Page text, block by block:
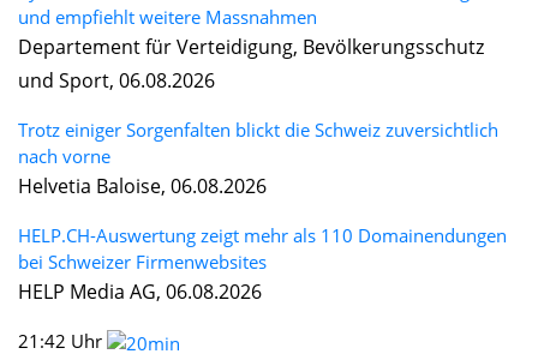
und empfiehlt weitere Massnahmen
Departement für Verteidigung, Bevölkerungsschutz
und Sport, 06.08.2026
Trotz einiger Sorgenfalten blickt die Schweiz zuversichtlich
nach vorne
Helvetia Baloise, 06.08.2026
HELP.CH-Auswertung zeigt mehr als 110 Domainendungen
bei Schweizer Firmenwebsites
HELP Media AG, 06.08.2026
21:42 Uhr